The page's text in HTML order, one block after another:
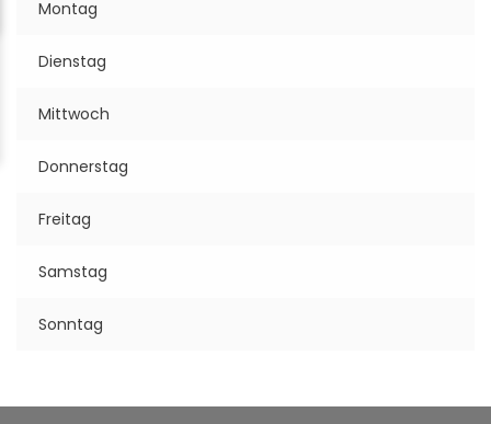
Montag
Dienstag
Mittwoch
Donnerstag
Freitag
Samstag
Sonntag